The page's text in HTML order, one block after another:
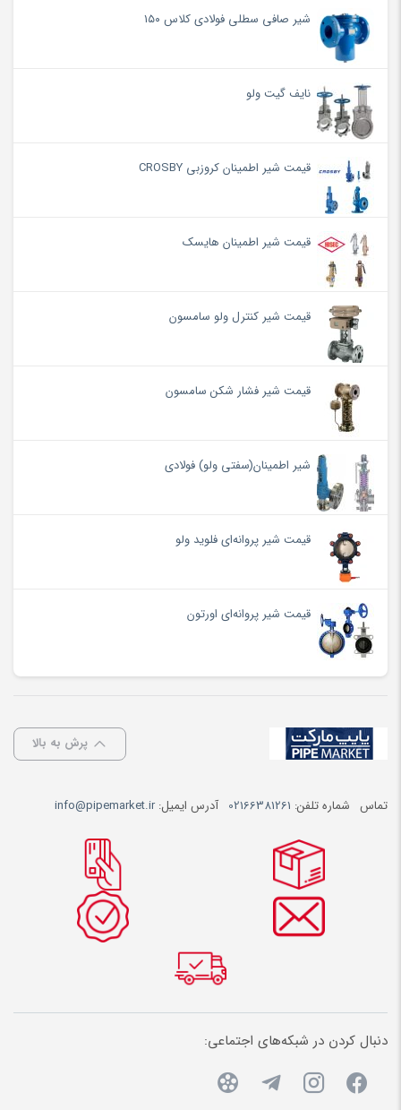
شیر صافی سطلی فولادی کلاس ۱۵۰
نایف گیت ولو
قیمت شیر اطمینان کروزبی CROSBY
قیمت شیر اطمینان هایسک
قیمت شیر کنترل ولو سامسون
قیمت شیر فشار شکن سامسون
شیر اطمینان(سفتی ولو) فولادی
قیمت شیر پروانه‌ای فلوید ولو
قیمت شیر پروانه‌ای اورتون
پرش به بالا
تماس شماره تلفن: 02166381261 آدرس ایمیل:info@pipemarket.ir
دنبال کردن در شبکه‌های اجتماعی: